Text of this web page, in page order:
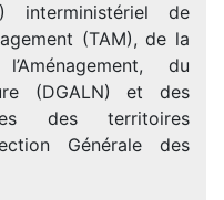
interministériel de
(TAM), de la
du
(DGALN) et des
des territoires
Générale des